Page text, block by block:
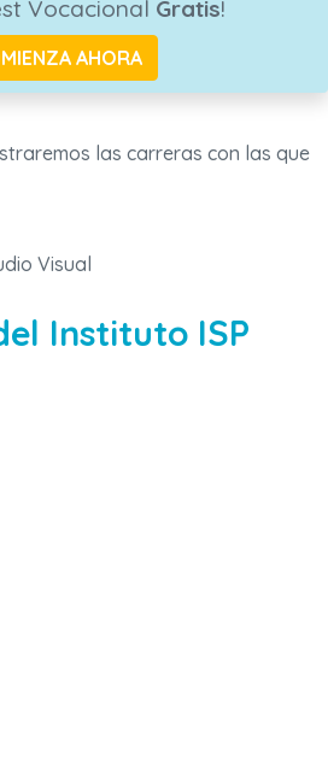
Vocacional Gratis!
AHORA
las carreras con las que
Visual
Instituto ISP